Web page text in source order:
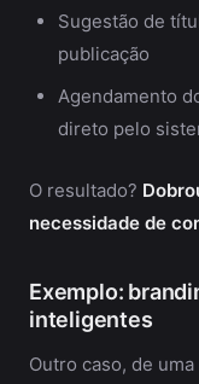
Sugestão de
publicação
Agendamento
direto pelo
O resultado?
necessidade de
Exemplo:
inteligentes
Outro caso, de